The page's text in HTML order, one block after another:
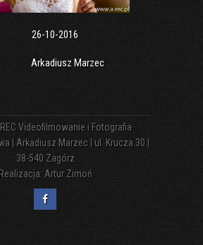
26-10-2016
Arkadiusz Marzec
Videofilmowanie i Fotografia
| Arkadiusz Marzec | ul. Krucza 30 |
38-540 Zagórz
Realizacja: Artur Zimoń